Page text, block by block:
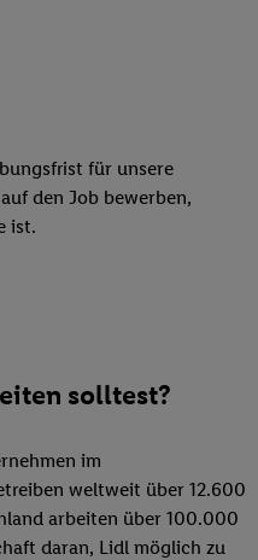
für unsere
den Job bewerben,
ist.
solltest?
im
weltweit über 12.600
arbeiten über 100.000
daran, Lidl möglich zu